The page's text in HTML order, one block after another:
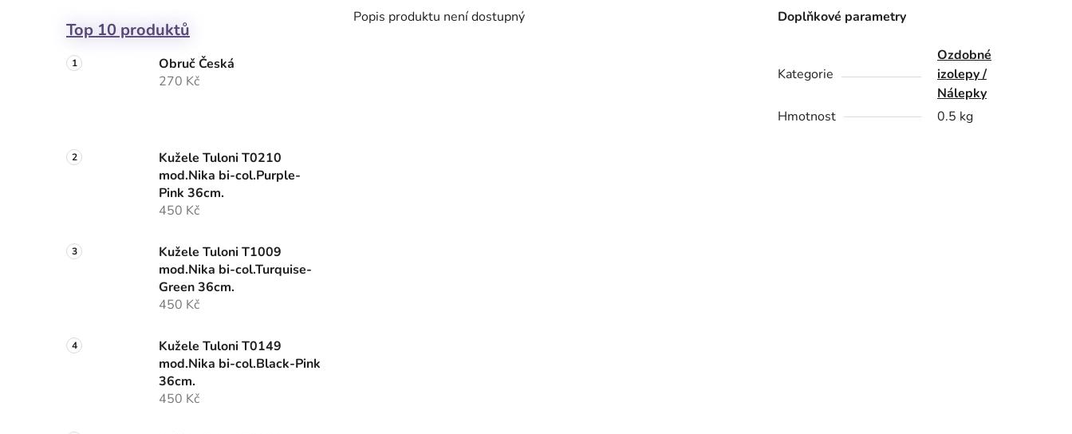
Top 10 produktů
Obruč Česká
270 Kč
Kužele Tuloni T0210
mod.Nika bi-col.Purple-
Pink 36cm.
450 Kč
Kužele Tuloni T1009
mod.Nika bi-col.Turquise-
Green 36cm.
450 Kč
Kužele Tuloni T0149
mod.Nika bi-col.Black-Pink
36cm.
450 Kč
Popis produktu není dostupný Doplňkové parametry
Kategorie
Ozdobné
izolepy /
Nálepky
Hmotnost
0.5 kg